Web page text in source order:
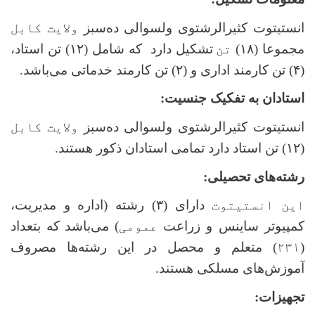
انستیتوت کثیرالرشتوی ولسوالی ده‌سبز
ولایت کابل
مجموعا (۱۸)
تن تشکیل دارد که شامل (۱۲)
تن استاد،
(۴) تن کارمند اداری و (۲) تن کارمند خدماتی می‌باشد.
استادان به تفکیک جنسیت:
انستیتوت کثیرالرشتوی ولسوالی ده‌سبز
ولایت کابل
(۱۲) تن استاد دارد
تمامی استادان ذکور هستند.
رشته‌های تحصیلی:
این انستیتوت
دارای (۳) رشته (اداره و مدیریت،
کمپیوتر ساینس و زراعت عمومی) می‌باشد که بتعداد
( ۲۳۱) متعلم و محصل در این رشته‌ها مصروف
آموزش‌های مسلکی هستند.
تجهیزات: